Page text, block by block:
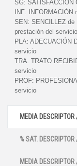
SG: SATISFACCIÓN
INF:
SEN: SENCILLEZ
prestación del servicio
PLA: ADECUACIÓN
servicio
TRA: TRATO
servicio
PROF:
servicio
MEDIA DESCRIPTOR
% SAT.
MEDIA DESCRIPTOR